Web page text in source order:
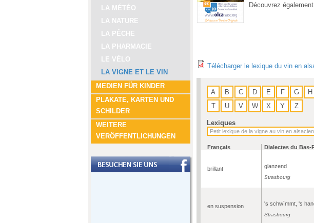
LA MÉTÉO
LA NATURE
LA PÊCHE
LA PHARMACIE
LE VÉLO
LA VIGNE ET LE VIN
MEDIEN FÜR KINDER
PLAKATE, KARTEN UND
SCHILDER
WEITERE
VERÖFFENTLICHUNGEN
Découvrez également
Télécharger le lexique du vin en
A B C D E F G H
T
U V W X Y Z
Lexiques
Français Dialectes du Bas-
brillant glanzend
Strasbourg
en suspension 's schwìmmt, 's
Strasbourg